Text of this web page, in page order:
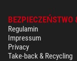
BEZPIECZEŃSTWO
Regulamin
Impressum
Privacy
Take-back & Recycling